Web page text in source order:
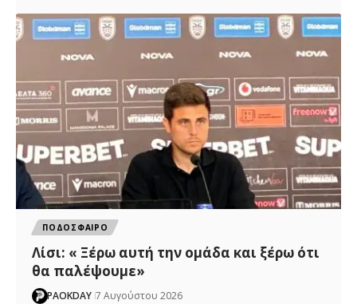
ΠΟΔΟΣΦΑΙΡΟ
Λίσι: « Ξέρω αυτή την ομάδα και ξέρω ότι
θα παλέψουμε»
PAOKDAY 7 Αυγούστου 2026